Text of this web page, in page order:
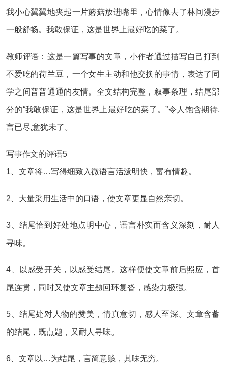
我小心翼翼地夹起一片蘑菇放进嘴里，心情像去了林间漫步
一般舒畅。我敢保证，这是世界上最好吃的菜了。
教师评语：这是一篇写事的文章，小作者通过描写自己打到
不爱吃的荷兰豆，一个女生主动和他交换的事情，表达了同
学之间普普通通的友情。全文结构完整，叙事条理，结尾部
分的“我敢保证，这是世界上最好吃的菜了。”令人饱含期待,
言已尽,意犹未了。
写事作文的评语5
1、文章将…写得细致入微语言活泼明快，富有情趣。
2、大量采用生活中的口语，使文章更显自然亲切。
3、结尾恰到好处地点明中心，语言朴实而含义深刻，耐人
寻味。
4、以感受开关，以感受结尾。这样便使文章前后照应，首
尾连贯，同时又使文章主题回环复沓，感染力极强。
5、结尾处对人物的赞美，情真意切，感人至深。文章含蓄
的结尾，既点题，又耐人寻味。
6、文章以…为结尾，言简意赅，其味无穷。